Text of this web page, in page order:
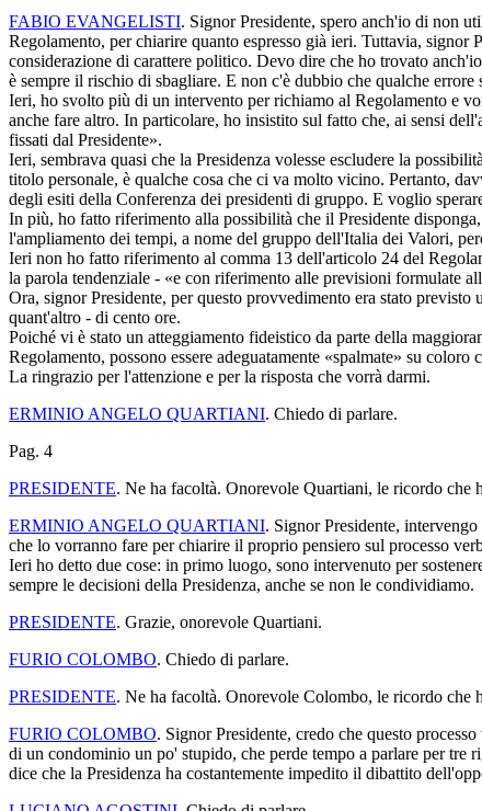
FABIO EVANGELISTI. Signor Presidente, spero anch'io di non
Regolamento, per chiarire quanto espresso già ieri. Tuttavia,
considerazione di carattere politico. Devo dire che ho trovato
è sempre il rischio di sbagliare. E non c'è dubbio che qualche
Ieri, ho svolto più di un intervento per richiamo al Regolamento e
anche fare altro. In particolare, ho insistito sul fatto che, ai sensi
fissati dal Presidente».
Ieri, sembrava quasi che la Presidenza volesse escludere la
titolo personale, è qualche cosa che ci va molto vicino. Pertanto,
degli esiti della Conferenza dei presidenti di gruppo. E voglio
In più, ho fatto riferimento alla possibilità che il Presidente
l'ampliamento dei tempi, a nome del gruppo dell'Italia dei Valori,
Ieri non ho fatto riferimento al comma 13 dell'articolo 24 del
la parola tendenziale - «e con riferimento alle previsioni formulate
Ora, signor Presidente, per questo provvedimento era stato
quant'altro - di cento ore.
Poiché vi è stato un atteggiamento fideistico da parte della
Regolamento, possono essere adeguatamente «spalmate» su
La ringrazio per l'attenzione e per la risposta che vorrà darmi.
ERMINIO ANGELO QUARTIANI. Chiedo di parlare.
Pag. 4
PRESIDENTE. Ne ha facoltà. Onorevole Quartiani, le ricordo che
ERMINIO ANGELO QUARTIANI. Signor Presidente,
che lo vorranno fare per chiarire il proprio pensiero sul processo
Ieri ho detto due cose: in primo luogo, sono intervenuto per
sempre le decisioni della Presidenza, anche se non le condividiamo.
PRESIDENTE. Grazie, onorevole Quartiani.
FURIO COLOMBO. Chiedo di parlare.
PRESIDENTE. Ne ha facoltà. Onorevole Colombo, le ricordo che
FURIO COLOMBO. Signor Presidente, credo che questo
di un condominio un po' stupido, che perde tempo a parlare per tre
dice che la Presidenza ha costantemente impedito il dibattito